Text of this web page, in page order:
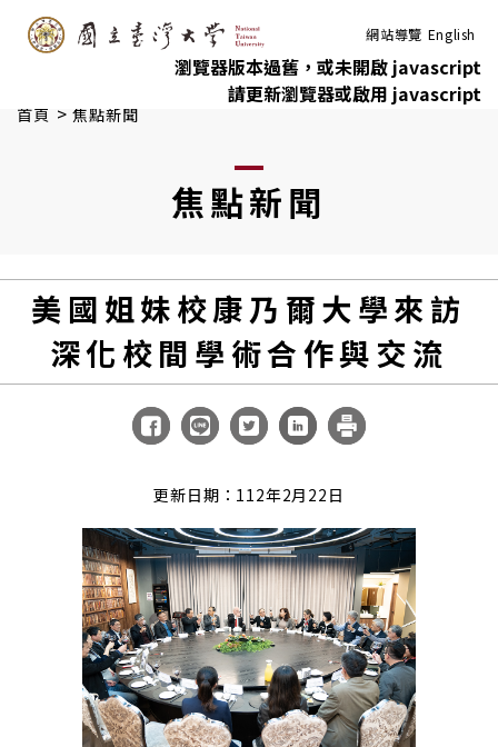
跳到主要內容 網站導覽 English
瀏覽器版本過舊，或未開啟 javascript
請更新瀏覽器或啟用 javascript
首頁 > 焦點新聞
焦點新聞
美國姐妹校康乃爾大學來訪
深化校間學術合作與交流
更新日期：112年2月22日